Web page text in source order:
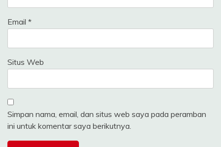
Email *
Situs Web
Simpan nama, email, dan situs web saya pada peramban
ini untuk komentar saya berikutnya.